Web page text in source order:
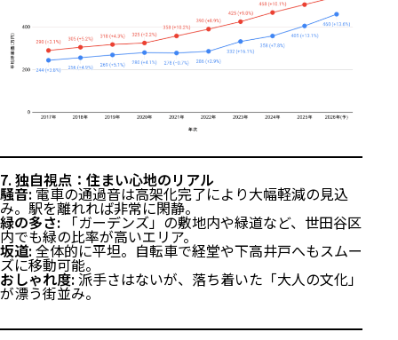
7. 独自視点：住まい心地のリアル
騒音:電車の通過音は高架化完了により大幅軽減の見込
み。駅を離れれば非常に閑静。
緑の多さ:「ガーデンズ」の敷地内や緑道など、世田谷区
内でも緑の比率が高いエリア。
坂道:全体的に平坦。自転車で経堂や下高井戸へもスムー
ズに移動可能。
おしゃれ度:派手さはないが、落ち着いた「大人の文化」
が漂う街並み。